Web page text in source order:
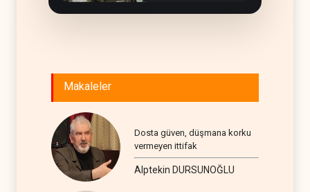
Makaleler
Dosta güven, düşmana korku
vermeyen ittifak
Alptekin DURSUNOĞLU